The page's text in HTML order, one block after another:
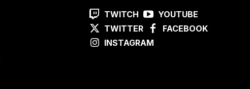
TWITCH
YOUTUBE
TWITTER
FACEBOOK
INSTAGRAM